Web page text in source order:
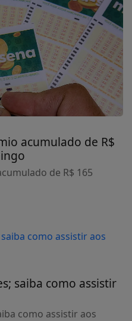
acumulado de R$
de R$ 165
saiba como assistir
como assistir aos